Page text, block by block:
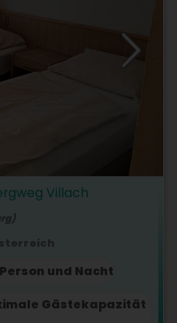
Villach
und Nacht
Gästekapazität